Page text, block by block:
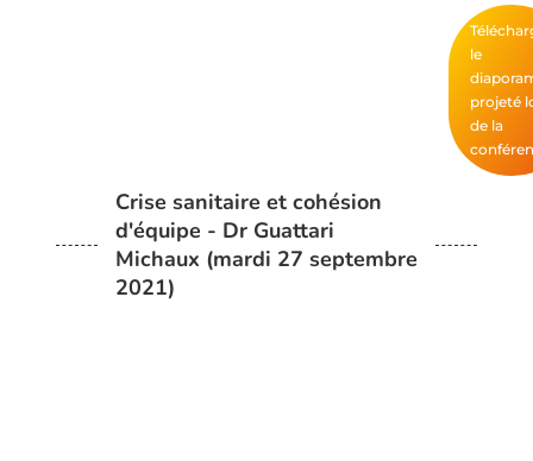
le
projeté
de la
Crise sanitaire et cohésion
d'équipe - Dr Guattari
Michaux (mardi 27 septembre
2021)